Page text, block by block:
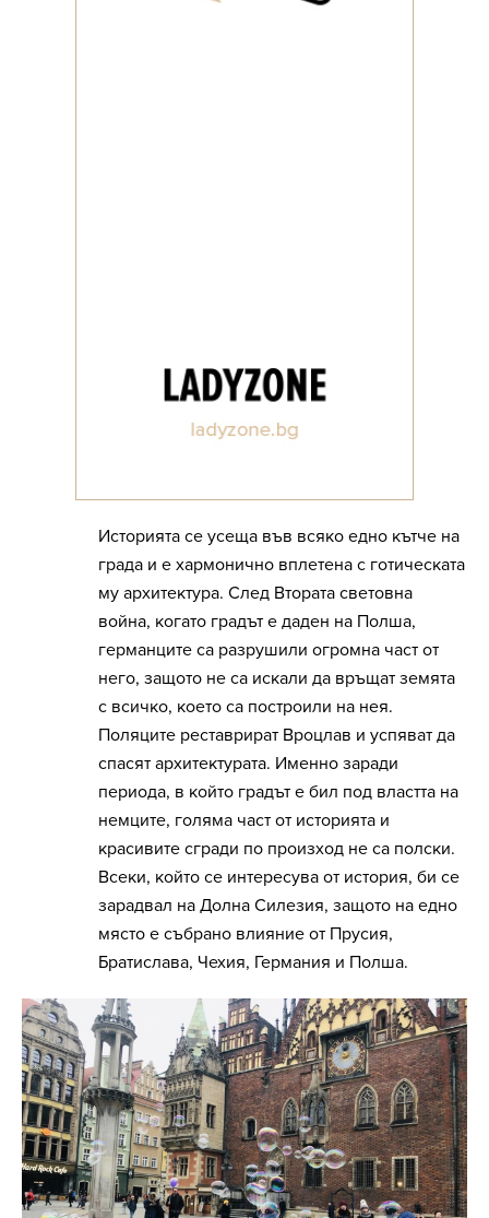
Историята се усеща във всяко едно кътче на
града и е хармонично вплетена с готическата
му архитектура. След Втората световна
война, когато градът е даден на Полша,
германците са разрушили огромна част от
него, защото не са искали да връщат земята
с всичко, което са построили на нея.
Поляците реставрират Вроцлав и успяват да
спасят архитектурата. Именно заради
периода, в който градът е бил под властта на
немците, голяма част от историята и
красивите сгради по произход не са полски.
Всеки, който се интересува от история, би се
зарадвал на Долна Силезия, защото на едно
място е събрано влияние от Прусия,
Братислава, Чехия, Германия и Полша.